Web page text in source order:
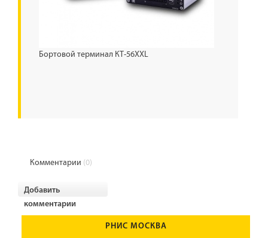
Бортовой терминал КТ-56XXL
Комментарии (0)
Добавить
комментарии
РНИС МОСКВА